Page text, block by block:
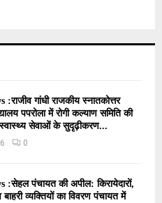
गांधी राजकीय स्नातकोत्तर
पपरोला में रोगी कल्याण समिति की
सेवाओं के सुदृढ़ीकरण...
0
पंचायत की अपील: किरायेदारों,
बाहरी व्यक्तियों का विवरण पंचायत में